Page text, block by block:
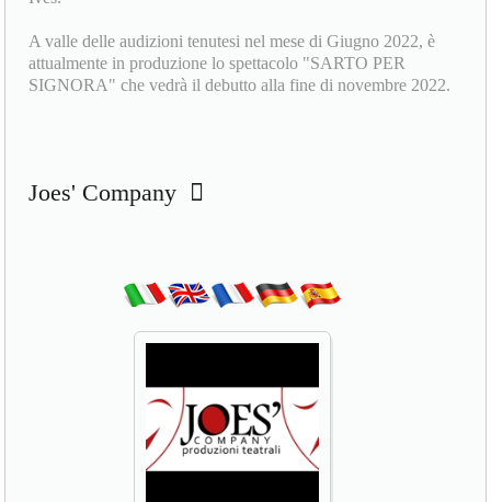
Lo spettacolo d'esordio è stato "Venere in pelliccia" di David
Ives.